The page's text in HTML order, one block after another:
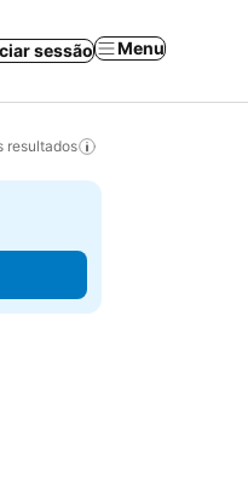
sessão Menu
resultados